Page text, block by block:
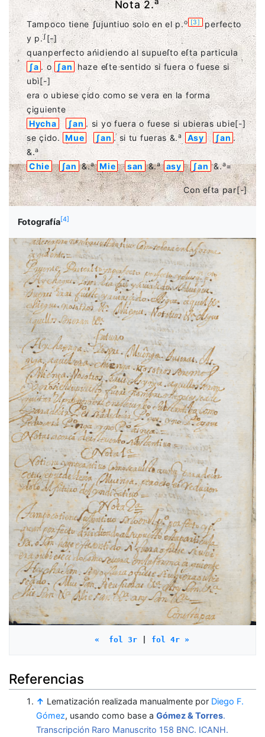
Nota 2.
Tampoco tiene ʃujuntiuo solo en el p.o [3]
perfecto
y p.ʃ[-]
quanperfecto ańidiendo al supueſto eſta particula
ʃa . o ʃan
haze eſte sentido si fuera o fuese si
ubì[-]
era o ubiese çido como se vera en la forma
çiguiente
Hycha
ʃan . si yo fuera o fuese si ubieras ubie[-]
se çido.
Mue ʃan . si tu fueras &.a Asy ʃan .
&.a
Chie ʃan &.a Mie san &.a asy ʃan &.a=
Con eſta par[-]
Fotografía 4
«  fol 3r fol 4r »
Referencias
↑ Lematización realizada manualmente por Diego F.
Gómez, usando como base aGómez & Torres.
Transcripción Raro Manuscrito 158 BNC. ICANH.